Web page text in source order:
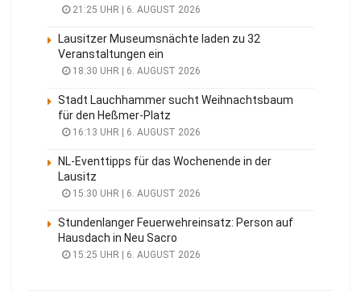
21:25 UHR | 6. AUGUST 2026
Lausitzer Museumsnächte laden zu 32
Veranstaltungen ein
18:30 UHR | 6. AUGUST 2026
Stadt Lauchhammer sucht Weihnachtsbaum
für den Heßmer-Platz
16:13 UHR | 6. AUGUST 2026
NL-Eventtipps für das Wochenende in der
Lausitz
15:30 UHR | 6. AUGUST 2026
Stundenlanger Feuerwehreinsatz: Person auf
Hausdach in Neu Sacro
15:25 UHR | 6. AUGUST 2026